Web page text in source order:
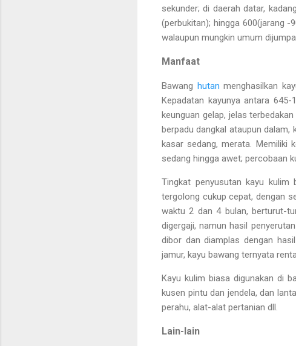
sekunder; di daerah datar,
(perbukitan); hingga 600(jarang
walaupun mungkin umum
Manfaat
Bawang hutan menghasilkan
Kepadatan kayunya antara
keunguan gelap, jelas
berpadu dangkal ataupun
kasar sedang, merata. Memiliki
sedang hingga awet; percobaan
Tingkat penyusutan kayu kulim
tergolong cukup cepat, dengan
waktu 2 dan 4 bulan, berturut-
digergaji, namun hasil
dibor dan diamplas dengan
jamur, kayu bawang ternyata
Kayu kulim biasa digunakan di
kusen pintu dan jendela, dan
perahu, alat-alat pertanian dll.
Lain-lain